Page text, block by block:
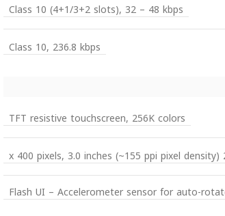
Class 10 (4+1/3+2 slots), 32 – 48 kbps
Class 10, 236.8 kbps
TFT resistive touchscreen, 256K colors
Flash UI – Accelerometer sensor for auto-